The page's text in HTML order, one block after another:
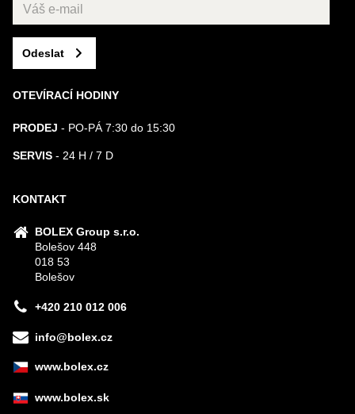
Odeslat
OTEVÍRACÍ HODINY
PRODEJ - PO-PÁ 7:30 do 15:30
SERVIS - 24 H / 7 D
KONTAKT
BOLEX Group s.r.o.
Bolešov 448
018 53
Bolešov
+420 210 012 006
info@bolex.cz
www.bolex.cz
www.bolex.sk